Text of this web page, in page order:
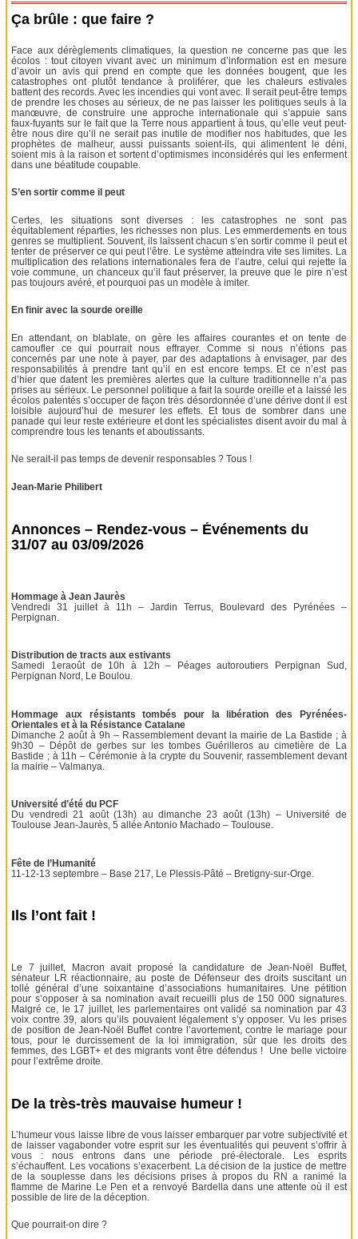
Ça brûle : que faire ?
Face aux dérèglements climatiques, la question ne concerne pas que les
écolos : tout citoyen vivant avec un minimum d’information est en mesure
d’avoir un avis qui prend en compte que les données bougent, que les
catastrophes ont plutôt tendance à proliférer, que les chaleurs estivales
battent des records. Avec les incendies qui vont avec. Il serait peut-être temps
de prendre les choses au sérieux, de ne pas laisser les politiques seuls à la
manœuvre, de construire une approche internationale qui s’appuie sans
faux-fuyants sur le fait que la Terre nous appartient à tous, qu’elle veut peut-
être nous dire qu’il ne serait pas inutile de modifier nos habitudes, que les
prophètes de malheur, aussi puissants soient-ils, qui alimentent le déni,
soient mis à la raison et sortent d’optimismes inconsidérés qui les enferment
dans une béatitude coupable.
S’en sortir comme il peut
Certes, les situations sont diverses : les catastrophes ne sont pas
équitablement réparties, les richesses non plus. Les emmerdements en tous
genres se multiplient. Souvent, ils laissent chacun s’en sortir comme il peut et
tenter de préserver ce qui peut l’être. Le système atteindra vite ses limites. La
multiplication des relations internationales fera de l’autre, celui qui rejette la
voie commune, un chanceux qu’il faut préserver, la preuve que le pire n’est
pas toujours avéré, et pourquoi pas un modèle à imiter.
En finir avec la sourde oreille
En attendant, on blablate, on gère les affaires courantes et on tente de
camoufler ce qui pourrait nous effrayer. Comme si nous n’étions pas
concernés par une note à payer, par des adaptations à envisager, par des
responsabilités à prendre tant qu’il en est encore temps. Et ce n’est pas
d’hier que datent les premières alertes que la culture traditionnelle n’a pas
prises au sérieux. Le personnel politique a fait la sourde oreille et a laissé les
écolos patentés s’occuper de façon très désordonnée d’une dérive dont il est
loisible aujourd’hui de mesurer les effets. Et tous de sombrer dans une
panade qui leur reste extérieure et dont les spécialistes disent avoir du mal à
comprendre tous les tenants et aboutissants.
Ne serait-il pas temps de devenir responsables ? Tous !
Jean-Marie Philibert
Annonces – Rendez-vous – Événements du
31/07 au 03/09/2026
Hommage à Jean Jaurès
Vendredi 31 juillet à 11h – Jardin Terrus, Boulevard des Pyrénées –
Perpignan.
Distribution de tracts aux estivants
Samedi 1eraoût de 10h à 12h – Péages autoroutiers Perpignan Sud,
Perpignan Nord, Le Boulou.
Hommage aux résistants tombés pour la libération des Pyrénées-
Orientales et à la Résistance Catalane
Dimanche 2 août à 9h – Rassemblement devant la mairie de La Bastide ; à
9h30 – Dépôt de gerbes sur les tombes Guérilleros au cimetière de La
Bastide ; à 11h – Cérémonie à la crypte du Souvenir, rassemblement devant
la mairie – Valmanya.
Université d’été du PCF
Du vendredi 21 août (13h) au dimanche 23 août (13h) – Université de
Toulouse Jean-Jaurès, 5 allée Antonio Machado – Toulouse.
Fête de l’Humanité
11-12-13 septembre – Base 217, Le Plessis-Pâté – Bretigny-sur-Orge.
Ils l’ont fait !
Le 7 juillet, Macron avait proposé la candidature de Jean-Noël Buffet,
sénateur LR réactionnaire, au poste de Défenseur des droits suscitant un
tollé général d’une soixantaine d’associations humanitaires. Une pétition
pour s’opposer à sa nomination avait recueilli plus de 150 000 signatures.
Malgré ce, le 17 juillet, les parlementaires ont validé sa nomination par 43
voix contre 39, alors qu’ils pouvaient légalement s’y opposer. Vu les prises
de position de Jean-Noël Buffet contre l’avortement, contre le mariage pour
tous, pour le durcissement de la loi immigration, sûr que les droits des
femmes, des LGBT+ et des migrants vont être défendus ! Une belle victoire
pour l’extrême droite.
De la très-très mauvaise humeur !
L’humeur vous laisse libre de vous laisser embarquer par votre subjectivité et
de laisser vagabonder votre esprit sur les éventualités qui peuvent s’offrir à
vous : nous entrons dans une période pré-électorale. Les esprits
s’échauffent. Les vocations s’exacerbent. La décision de la justice de mettre
de la souplesse dans les décisions prises à propos du RN a ranimé la
flamme de Marine Le Pen et a renvoyé Bardella dans une attente où il est
possible de lire de la déception.
Que pourrait-on dire ?